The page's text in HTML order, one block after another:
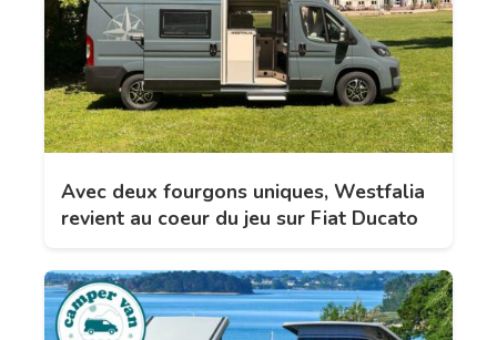
Avec deux fourgons uniques, Westfalia
revient au coeur du jeu sur Fiat Ducato